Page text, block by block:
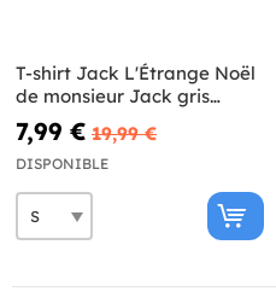
T-shirt Jack L'Étrange Noël
de monsieur Jack gris
homme
7,99 € 19,99 €
DISPONIBLE